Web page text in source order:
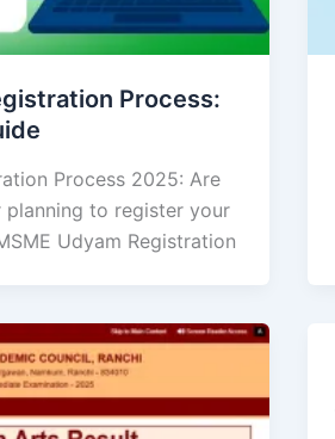
Process:
Process 2025: Are
planning to register your
Udyam Registration